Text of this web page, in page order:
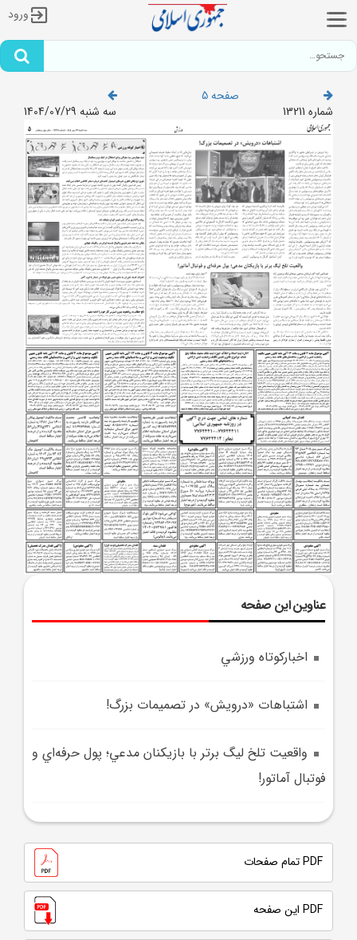
ورود
صفحه 5
شماره 13211
سه شنبه 1404/07/29
عناوین این صفحه
اخبارکوتاه ورزشي
اشتباهات «درويش» در تصميمات بزرگ!
واقعيت تلخ ليگ برتر با بازيکنان مدعي؛ پول حرفه‌اي و
فوتبال آماتور!
PDF تمام صفحات
PDF این صفحه